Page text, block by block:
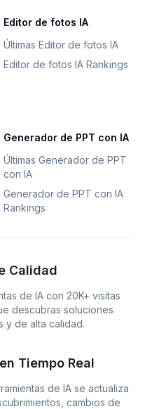
Editor de fotos IA
Últimas Editor de fotos IA
Editor de fotos IA Rankings
Generador de PPT con IA
Últimas Generador de PPT
con IA
Generador de PPT con IA
Rankings
Calidad
de IA con 20K+ visitas
descubras soluciones
y de alta calidad.
Tiempo Real
de IA se actualiza
cambios de